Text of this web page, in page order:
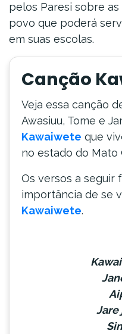
pelos Paresi sobre
povo que poderá
em suas escolas.
Canção
Veja essa canção
Awasiuu, Tome e
Kawaiwete que
no estado do Mato
Os versos a seguir
importância de se
Kawaiwete.
Jare